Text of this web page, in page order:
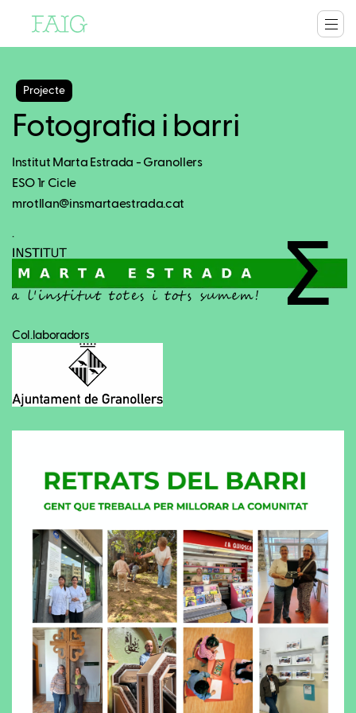
Projecte
Fotografia i barri
Institut Marta Estrada - Granollers
ESO 1r Cicle
mrotllan@insmartaestrada.cat
.
Col.laboradors